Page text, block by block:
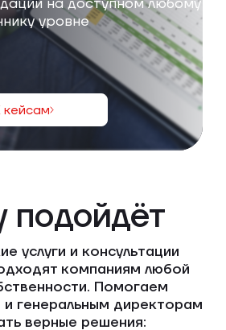
уровне
кейсам
подойдёт
услуги и консультации
компаниям любой
Помогаем
генеральным директорам
верные решения: